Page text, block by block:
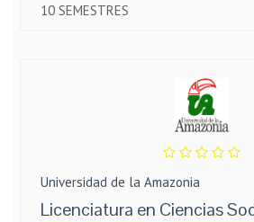
10 SEMESTRES
Universidad de la Amazonia
Licenciatura en Ciencias